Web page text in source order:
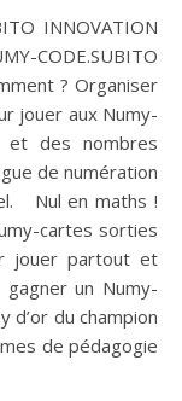
CODE.SUBITO
? Organiser
jouer aux Numy-
et des nombres
de numération
Nul en maths !
cartes sorties
jouer partout et
un Numy-
d’or du champion
de pédagogie